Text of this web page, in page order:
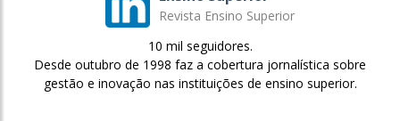
Revista Ensino Superior
10 mil seguidores.
Desde outubro de 1998 faz a cobertura jornalística sobre
gestão e inovação nas instituições de ensino superior.